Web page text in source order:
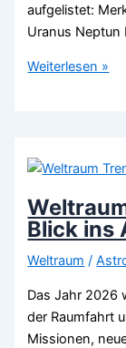
aufgelistet:
Uranus Neptun
Wie
2026?
Weiterlesen »
Blick ins
Weltraum /
Das Jahr 2026
der Raumfahrt
Missionen,